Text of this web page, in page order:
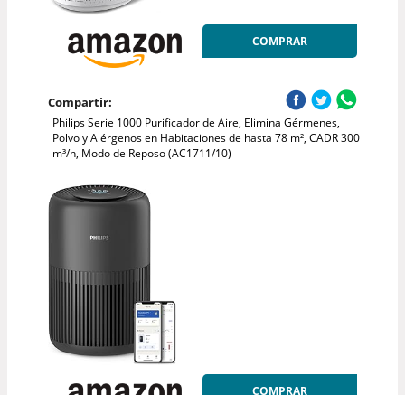
COMPRAR
Compartir:
Philips Serie 1000 Purificador de Aire, Elimina Gérmenes,
Polvo y Alérgenos en Habitaciones de hasta 78 m², CADR 300
m³/h, Modo de Reposo (AC1711/10)
COMPRAR